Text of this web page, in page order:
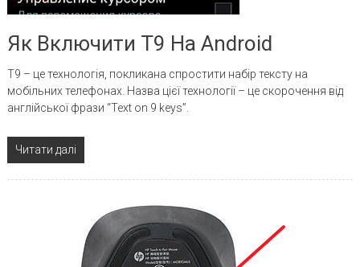
Як Включити Т9 На Android
Т9 – це технологія, покликана спростити набір тексту на
мобільних телефонах. Назва цієї технології – це скорочення від
англійської фрази “Text on 9 keys”.
Читати далі